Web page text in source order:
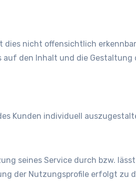
nicht offensichtlich
den Inhalt und die Gestaltung
Kunden individuell
seines Service durch bzw.
der Nutzungsprofile erfolgt zu